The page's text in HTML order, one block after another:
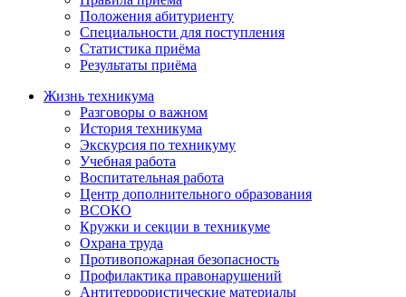
Положения абитуриенту
Специальности для поступления
Статистика приёма
Результаты приёма
Жизнь техникума
Разговоры о важном
История техникума
Экскурсия по техникуму
Учебная работа
Воспитательная работа
Центр дополнительного образования
ВСОКО
Кружки и секции в техникуме
Охрана труда
Противопожарная безопасность
Профилактика правонарушений
Антитеррористические материалы